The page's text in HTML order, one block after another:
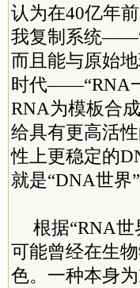
认为在40亿年
我复制系统
而且能与原始
时代——“RNA
RNA为模板合
给具有更高活
性上更稳定的
就是“DNA世界”
根据“RNA
可能曾经在生
色。一种本身